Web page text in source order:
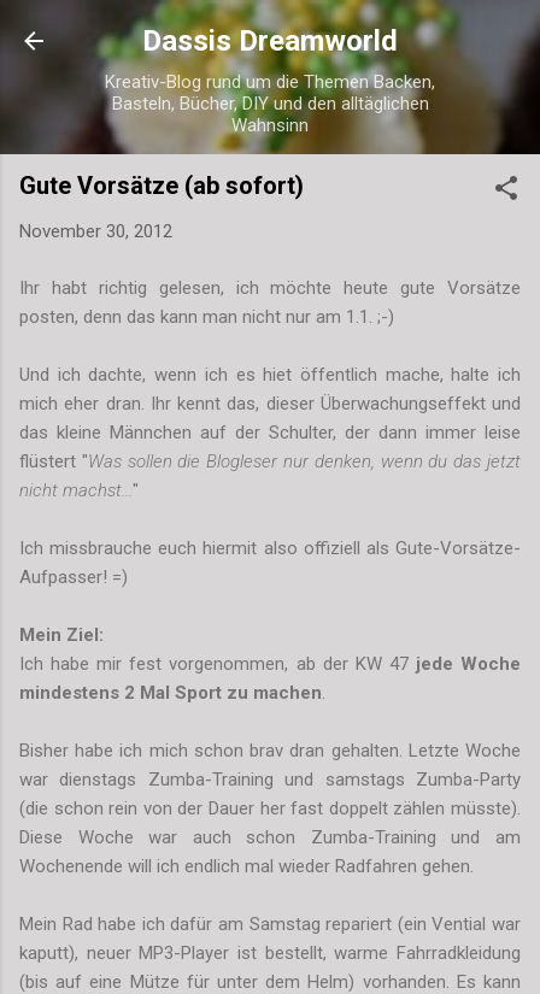
Direkt zum Hauptbereich
Dassis Dreamworld
Kreativ-Blog rund um die Themen Backen,
Basteln, Bücher, DIY und den alltäglichen
Wahnsinn
Gute Vorsätze (ab sofort)
November 30, 2012
Ihr habt richtig gelesen, ich möchte heute gute Vorsätze
posten, denn das kann man nicht nur am 1.1. ;-)
Und ich dachte, wenn ich es hiet öffentlich mache, halte ich
mich eher dran. Ihr kennt das, dieser Überwachungseffekt und
das kleine Männchen auf der Schulter, der dann immer leise
flüstert "Was sollen die Blogleser nur denken, wenn du das jetzt
nicht machst... "
Ich missbrauche euch hiermit also offiziell als Gute-Vorsätze-
Aufpasser! =)
Mein Ziel:
Ich habe mir fest vorgenommen, ab der KW 47 jede Woche
mindestens 2 Mal Sport zu machen
Bisher habe ich mich schon brav dran gehalten. Letzte Woche
war dienstags Zumba-Training und samstags Zumba-Party
(die schon rein von der Dauer her fast doppelt zählen müsste).
Diese Woche war auch schon Zumba-Training und am
Wochenende will ich endlich mal wieder Radfahren gehen.
Mein Rad habe ich dafür am Samstag repariert (ein Vential war
kaputt), neuer MP3-Player ist bestellt, warme Fahrradkleidung
(bis auf eine Mütze für unter dem Helm) vorhanden. Es kann